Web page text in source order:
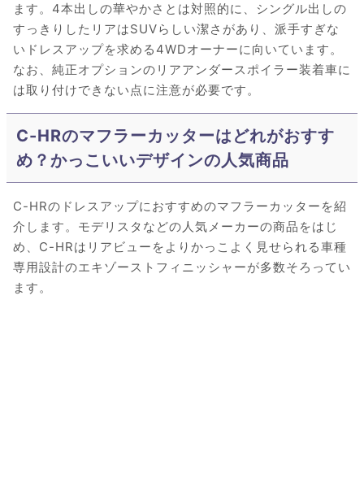
ます。4本出しの華やかさとは対照的に、シングル出しの
すっきりしたリアはSUVらしい潔さがあり、派手すぎな
いドレスアップを求める4WDオーナーに向いています。
なお、純正オプションのリアアンダースポイラー装着車に
は取り付けできない点に注意が必要です。
C-HRのマフラーカッターはどれがおすす
め？かっこいいデザインの人気商品
C-HRのドレスアップにおすすめのマフラーカッターを紹
介します。モデリスタなどの人気メーカーの商品をはじ
め、C-HRはリアビューをよりかっこよく見せられる車種
専用設計のエキゾーストフィニッシャーが多数そろってい
ます。